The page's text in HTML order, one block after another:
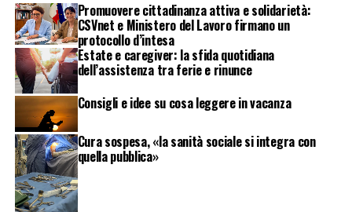
Promuovere cittadinanza attiva e solidarietà:
CSVnet e Ministero del Lavoro firmano un
protocollo d’intesa
Estate e caregiver: la sfida quotidiana
dell’assistenza tra ferie e rinunce
Consigli e idee su cosa leggere in vacanza
Cura sospesa, «la sanità sociale si integra con
quella pubblica»